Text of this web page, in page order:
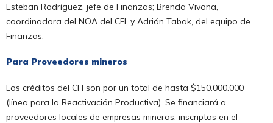
Esteban Rodríguez, jefe de Finanzas; Brenda Vivona,
coordinadora del NOA del CFI, y Adrián Tabak, del equipo de
Finanzas.
Para Proveedores mineros
Los créditos del CFI son por un total de hasta $150.000.000
(línea para la Reactivación Productiva). Se financiará a
proveedores locales de empresas mineras, inscriptas en el